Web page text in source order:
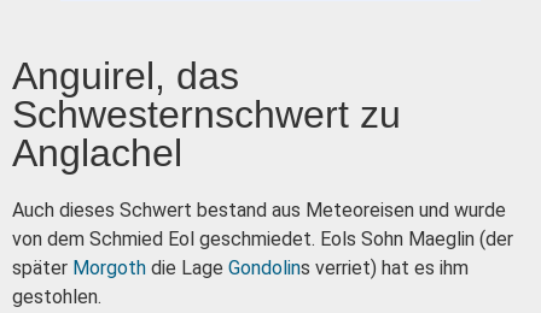
Anguirel, das
Schwesternschwert zu
Anglachel
Auch dieses Schwert bestand aus Meteoreisen und wurde
von dem Schmied Eol geschmiedet. Eols Sohn Maeglin (der
später Morgoth die Lage Gondolins verriet) hat es ihm
gestohlen.